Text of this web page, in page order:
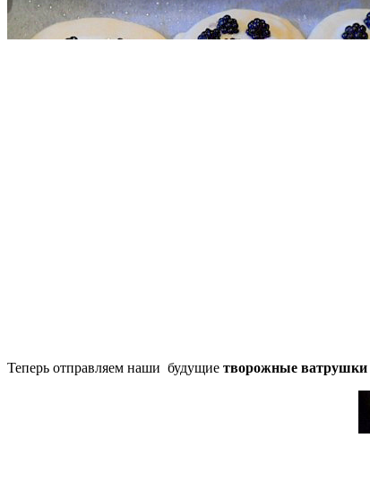
Теперь отправляем наши будущие творожные ватрушки